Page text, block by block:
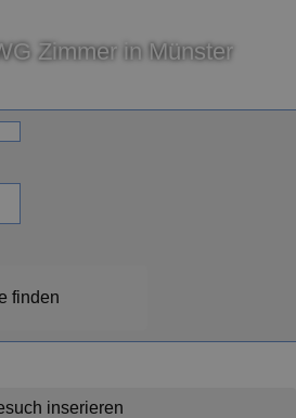
Zimmer in Münster
finden
inserieren